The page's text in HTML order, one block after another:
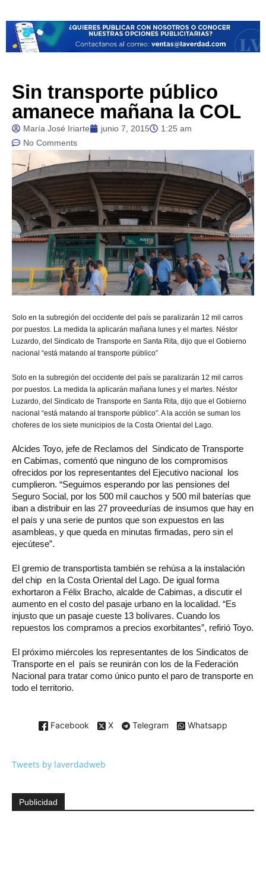
Sin transporte público
amanece mañana la COL
María José Iriarte junio 7, 2015
1:25 am
No Comments
Solo en la subregión del occidente del país se paralizarán 12 mil carros
por puestos. La medida la aplicarán mañana lunes y el martes. Néstor
Luzardo, del Sindicato de Transporte en Santa Rita, dijo que el Gobierno
nacional “está matando al transporte público”
Solo en la subregión del occidente del país se paralizarán 12 mil carros
por puestos. La medida la aplicarán mañana lunes y el martes. Néstor
Luzardo, del Sindicato de Transporte en Santa Rita, dijo que el Gobierno
nacional “está matando al transporte público”. A la acción se suman los
choferes de los siete municipios de la Costa Oriental del Lago.
Alcides Toyo, jefe de Reclamos del Sindicato de Transporte
en Cabimas, comentó que ninguno de los compromisos
ofrecidos por los representantes del Ejecutivo nacional los
cumplieron. “Seguimos esperando por las pensiones del
Seguro Social, por los 500 mil cauchos y 500 mil baterías que
iban a distribuir en las 27 proveedurías de insumos que hay en
el país y una serie de puntos que son expuestos en las
asambleas, y que queda en minutas firmadas, pero sin el
ejecútese”.
El gremio de transportista también se rehúsa a la instalación
del chip en la Costa Oriental del Lago. De igual forma
exhortaron a Félix Bracho, alcalde de Cabimas, a discutir el
aumento en el costo del pasaje urbano en la localidad. “Es
injusto que un pasaje cueste 13 bolívares. Cuando los
repuestos los compramos a precios exorbitantes”, refirió Toyo.
El próximo miércoles los representantes de los Sindicatos de
Transporte en el país se reunirán con los de la Federación
Nacional para tratar como único punto el paro de transporte en
todo el territorio.
Facebook X Telegram Whatsapp
Tweets by laverdadweb
Publicidad